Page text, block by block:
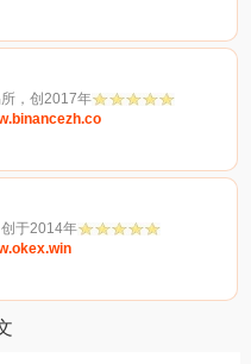
，创2017年
于2014年